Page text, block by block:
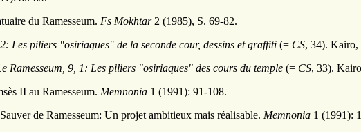
du Ramesseum. Fs Mokhtar2 (1985), S. 69-82.
Les piliers "osiriaques" de la seconde cour, dessins et graffiti (= CS, 34). Kairo,
Ramesseum, 9, 1: Les piliers "osiriaques" des cours du temple (= CS, 33).
II au Ramesseum. Memnonia 1 (1991): 91-108.
de Ramesseum: Un projet ambitieux mais réalisable. Memnonia 1 (1991):